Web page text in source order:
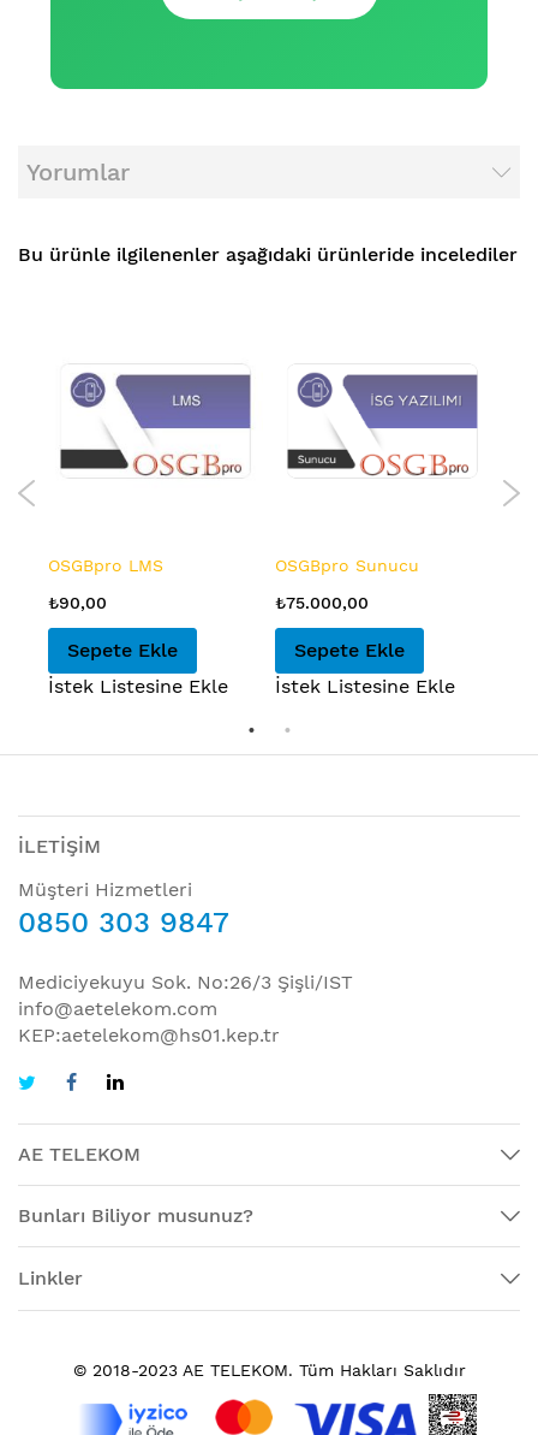
Yorumlar
Bu ürünle ilgilenenler aşağıdaki ürünleride incelediler
OSGBpro LMS
₺90,00
Sepete Ekle
İstek Listesine Ekle
OSGBpro Sunucu
₺75.000,00
Sepete Ekle
İstek Listesine Ekle
İLETİŞİM
Müşteri Hizmetleri
0850 303 9847
Mediciyekuyu Sok. No:26/3 Şişli/IST
info@aetelekom.com
KEP:aetelekom@hs01.kep.tr
AE TELEKOM
Bunları Biliyor musunuz?
Linkler
© 2018-2023 AE TELEKOM. Tüm Hakları Saklıdır